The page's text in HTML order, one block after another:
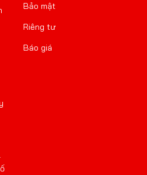
Bảo mật
Riêng tư
Báo giá